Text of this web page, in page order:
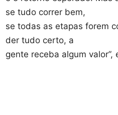
se tudo correr bem,
se todas as etapas forem
der tudo certo, a
gente receba algum valor”,